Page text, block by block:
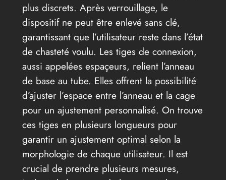
plus discrets. Après verrouillage, le
dispositif ne peut être enlevé sans clé,
garantissant que l’utilisateur reste dans l’état
de chasteté voulu. Les tiges de connexion,
aussi appelées espaçeurs, relient l’anneau
de base au tube. Elles offrent la possibilité
d’ajuster l’espace entre l’anneau et la cage
pour un ajustement personnalisé. On trouve
ces tiges en plusieurs longueurs pour
garantir un ajustement optimal selon la
morphologie de chaque utilisateur. Il est
crucial de prendre plusieurs mesures,